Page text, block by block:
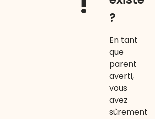
!
?
En tant
que
parent
averti,
vous
avez
sûrement